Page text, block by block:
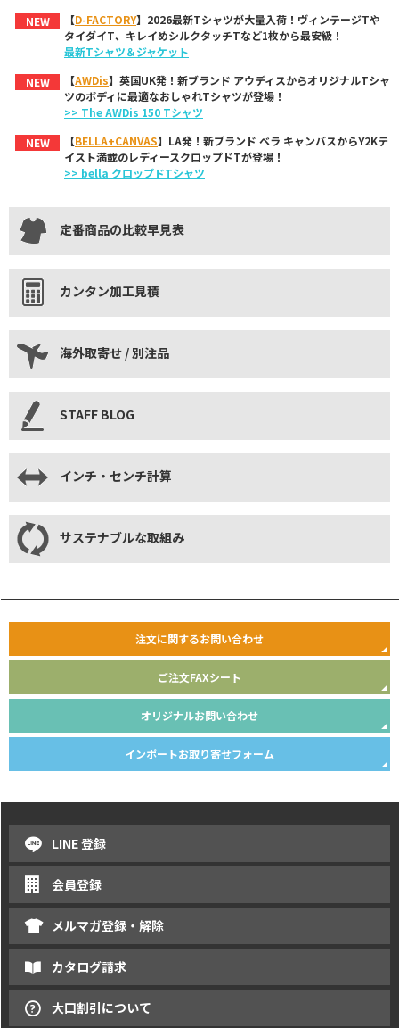
NEW
【D-FACTORY】2026最新Tシャツが大量入荷！ヴィンテージTや
タイダイT、キレイめシルクタッチTなど1枚から最安級！
最新Tシャツ＆ジャケット
NEW
【AWDis】英国UK発！新ブランド アウディスからオリジナルTシャ
ツのボディに最適なおしゃれTシャツが登場！
>> The AWDis 150 Tシャツ
NEW
【BELLA+CANVAS】LA発！新ブランド ベラ キャンバスからY2Kテ
イスト満載のレディースクロップドTが登場！
>> bella クロップドTシャツ
定番商品の比較早見表
カンタン加工見積
海外取寄せ / 別注品
STAFF BLOG
インチ・センチ計算
サステナブルな取組み
注文に関するお問い合わせ
ご注文FAXシート
オリジナルお問い合わせ
インポートお取り寄せフォーム
LINE 登録
会員登録
メルマガ登録・解除
カタログ請求
大口割引について